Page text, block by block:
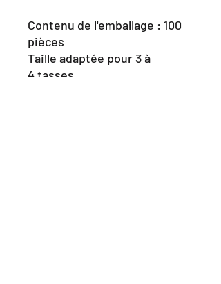
Contenu de l'emballage : 100
pièces
Taille adaptée pour 3 à
4 tasses.